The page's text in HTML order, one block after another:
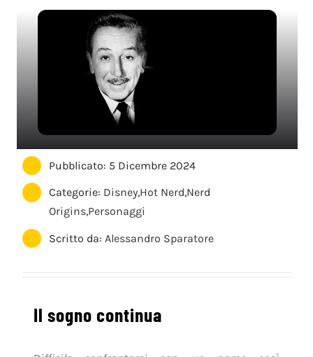
Pubblicato: 5 Dicembre 2024
Categorie: Disney,Hot Nerd,Nerd
Origins,Personaggi
Scritto da: Alessandro Sparatore
Il sogno continua